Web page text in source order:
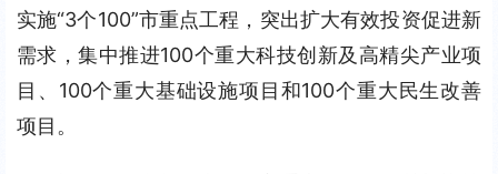
实施“3个100”市重点工程，突出扩大有效投资促进新
需求，集中推进100个重大科技创新及高精尖产业项
目、100个重大基础设施项目和100个重大民生改善
项目。